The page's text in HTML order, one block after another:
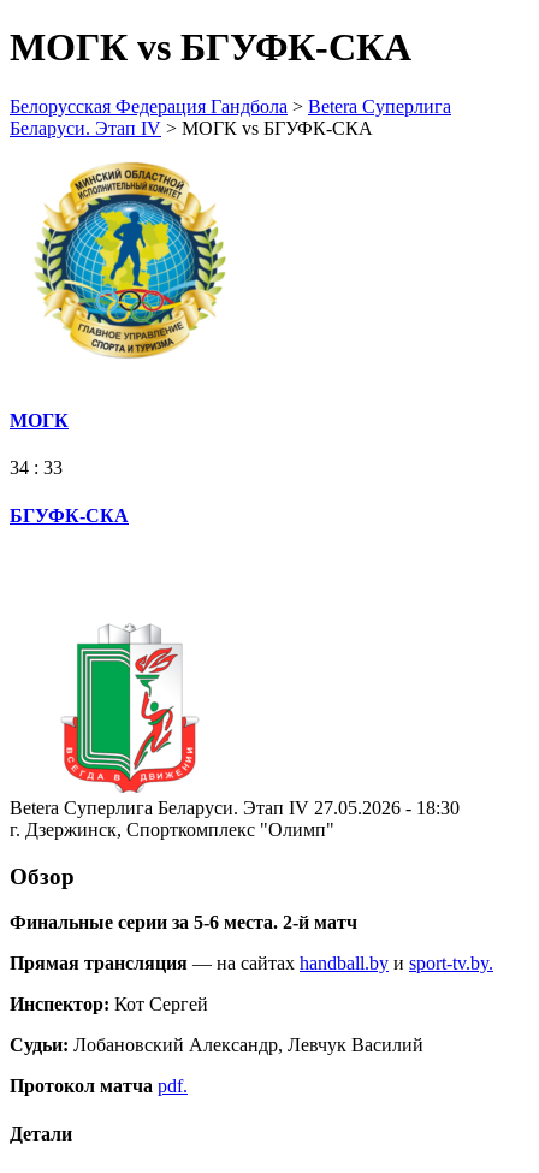
МОГК vs БГУФК-СКА
Белорусская Федерация Гандбола > Betera Суперлига
Беларуси. Этап IV > МОГК vs БГУФК-СКА
МОГК
34 : 33
БГУФК-СКА
Betera Суперлига Беларуси. Этап IV 27.05.2026 - 18:30
г. Дзержинск, Спорткомплекс "Олимп"
Обзор
Финальные серии за 5-6 места. 2-й матч
Прямая трансляция — на сайтах handball.by и sport-tv.by.
Инспектор: Кот Сергей
Судьи: Лобановский Александр, Левчук Василий
Протокол матча pdf.
Детали